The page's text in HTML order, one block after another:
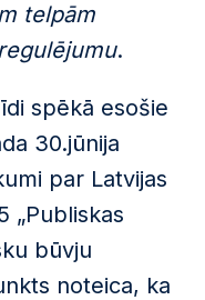
telpām
.
spēkā esošie
30.jūnija
par Latvijas
„Publiskas
būvju
noteica, ka